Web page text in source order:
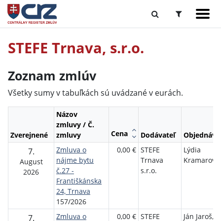
STEFE Trnava, s.r.o.
Zoznam zmlúv
Všetky sumy v tabuľkách sú uvádzané v eurách.
Zverejnené
Názov
zmluvy / Č.
zmluvy
Cena Dodávateľ
7.
August
2026
Zmluva o
nájme bytu
č.27 -
Františkánska
24, Trnava
157/2026
0,00 € STEFE
Trnava
s.r.o.
Lýdia
7. Zmluva o 0,00 € STEFE Ján Jaroš,